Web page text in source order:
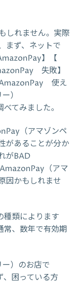
しれません。実際
まず、ネットで
】【
失敗】
AmazonPay 使え
）
てみました。
（アマゾンペ
があることが分か
がBAD
（アマ
因かもしれませ
類によります
、数年で有効期
）のお店で
困っている方